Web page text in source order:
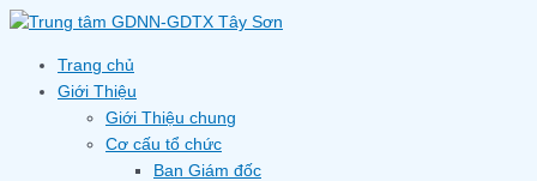
Skip
contentTrang chủ
Giới Thiệu
Giới Thiệu chung
Cơ cấu tổ chức
Ban Giám đốc